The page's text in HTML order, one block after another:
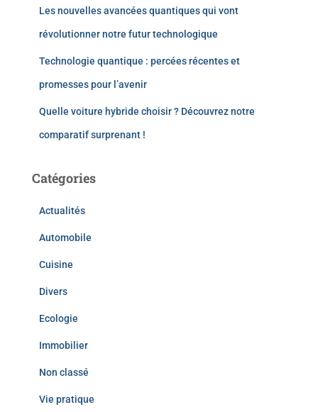
Les nouvelles avancées quantiques qui vont
révolutionner notre futur technologique
Technologie quantique : percées récentes et
promesses pour l’avenir
Quelle voiture hybride choisir ? Découvrez notre
comparatif surprenant !
Catégories
Actualités
Automobile
Cuisine
Divers
Ecologie
Immobilier
Non classé
Vie pratique